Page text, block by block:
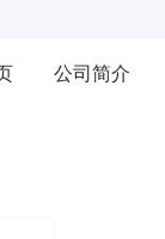
公司简介